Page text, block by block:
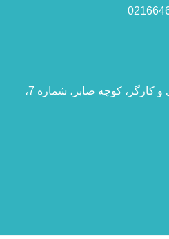
تهران، انقلاب، تقاطع جمهوری و کارگر، کوچه صابر، شماره 7،